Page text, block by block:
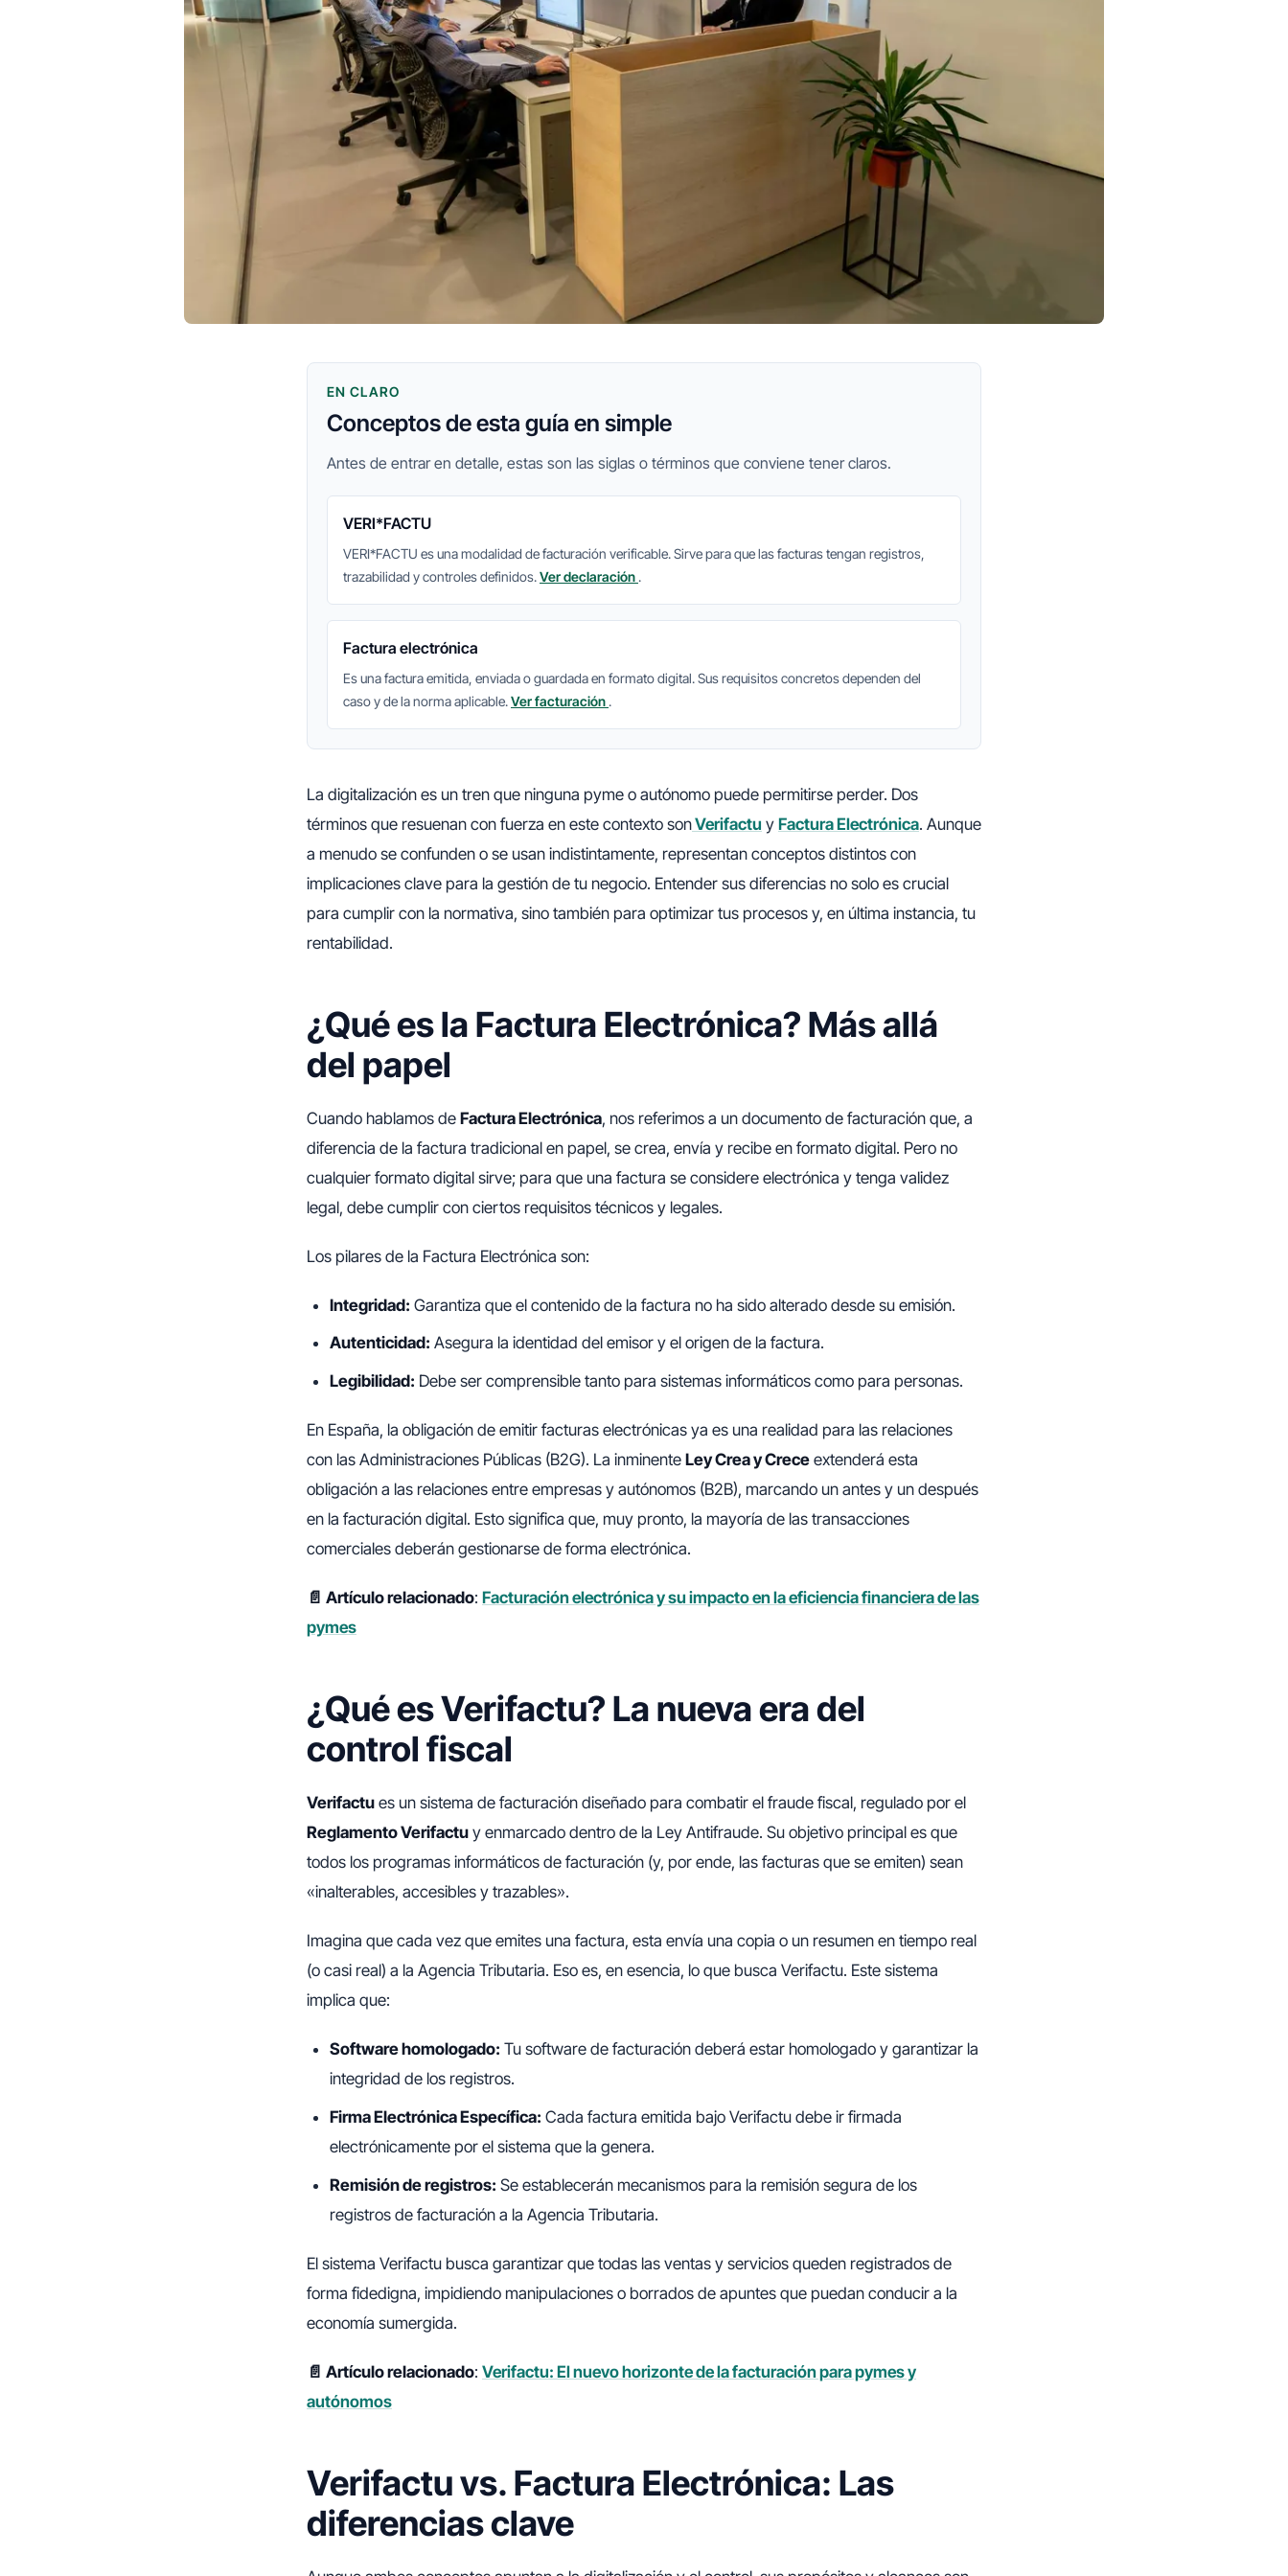
EN CLARO
Conceptos de esta guía en simple
Antes de entrar en detalle, estas son las siglas o términos que conviene tener claros.
VERI*FACTU
VERI*FACTU es una modalidad de facturación verificable. Sirve para que las facturas tengan registros,
trazabilidad y controles definidos.Ver declaración .
Factura electrónica
Es una factura emitida, enviada o guardada en formato digital. Sus requisitos concretos dependen del
caso y de la norma aplicable.Ver facturación .
La digitalización es un tren que ninguna pyme o autónomo puede permitirse perder. Dos
términos que resuenan con fuerza en este contexto sonVerifactu y Factura Electrónica. Aunque
a menudo se confunden o se usan indistintamente, representan conceptos distintos con
implicaciones clave para la gestión de tu negocio. Entender sus diferencias no solo es crucial
para cumplir con la normativa, sino también para optimizar tus procesos y, en última instancia, tu
rentabilidad.
¿Qué es la Factura Electrónica? Más allá
del papel
Cuando hablamos de Factura Electrónica, nos referimos a un documento de facturación que, a
diferencia de la factura tradicional en papel, se crea, envía y recibe en formato digital. Pero no
cualquier formato digital sirve; para que una factura se considere electrónica y tenga validez
legal, debe cumplir con ciertos requisitos técnicos y legales.
Los pilares de la Factura Electrónica son:
Integridad: Garantiza que el contenido de la factura no ha sido alterado desde su emisión.
Autenticidad: Asegura la identidad del emisor y el origen de la factura.
Legibilidad: Debe ser comprensible tanto para sistemas informáticos como para personas.
En España, la obligación de emitir facturas electrónicas ya es una realidad para las relaciones
con las Administraciones Públicas (B2G). La inminente Ley Crea y Crece extenderá esta
obligación a las relaciones entre empresas y autónomos (B2B), marcando un antes y un después
en la facturación digital. Esto significa que, muy pronto, la mayoría de las transacciones
comerciales deberán gestionarse de forma electrónica.
📄 Artículo relacionado: Facturación electrónica y su impacto en la eficiencia financiera de las
pymes
¿Qué es Verifactu? La nueva era del
control fiscal
Verifactu es un sistema de facturación diseñado para combatir el fraude fiscal, regulado por el
Reglamento Verifactu y enmarcado dentro de la Ley Antifraude. Su objetivo principal es que
todos los programas informáticos de facturación (y, por ende, las facturas que se emiten) sean
«inalterables, accesibles y trazables».
Imagina que cada vez que emites una factura, esta envía una copia o un resumen en tiempo real
(o casi real) a la Agencia Tributaria. Eso es, en esencia, lo que busca Verifactu. Este sistema
implica que:
Software homologado: Tu software de facturación deberá estar homologado y garantizar la
integridad de los registros.
Firma Electrónica Específica: Cada factura emitida bajo Verifactu debe ir firmada
electrónicamente por el sistema que la genera.
Remisión de registros: Se establecerán mecanismos para la remisión segura de los
registros de facturación a la Agencia Tributaria.
El sistema Verifactu busca garantizar que todas las ventas y servicios queden registrados de
forma fidedigna, impidiendo manipulaciones o borrados de apuntes que puedan conducir a la
economía sumergida.
📄 Artículo relacionado: Verifactu: El nuevo horizonte de la facturación para pymes y
autónomos
Verifactu vs. Factura Electrónica: Las
diferencias clave